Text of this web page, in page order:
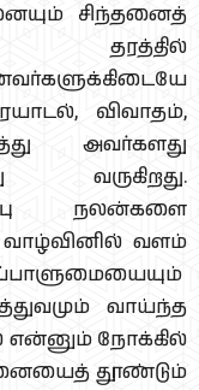
சிந்தனைத்
தரத்தில்
விவாதம்,
அவர்களது
வருகிறது.
நலன்களை
வாழ்வினில் வளம்
வாய்ந்த
நோக்கில்
தூண்டும்